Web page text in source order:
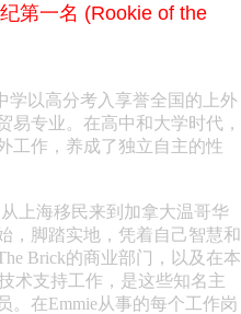
第一名 (Rookie of the
学以高分考入享誉全国的上外
易专业。在高中和大学时代，
工作，养成了独立自主的性
上海移民来到加拿大温哥华
，脚踏实地，凭着自己智慧和
Brick的商业部门，以及在本
术支持工作，是这些知名主
。在Emmie从事的每个工作岗